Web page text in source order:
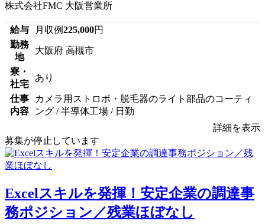
株式会社FMC 大阪営業所
給与 月収例225,000円
勤務
地
大阪府 高槻市
寮・
社宅
あり
仕事
内容
カメラ用ストロボ・脱毛器のライト部品のコーティ
ング / 半導体工場 / 日勤
詳細を表示
募集が停止しています
Excelスキルを発揮！安定企業の調達事
務ポジション／残業ほぼなし